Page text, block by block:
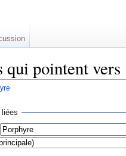
qui pointent
liées